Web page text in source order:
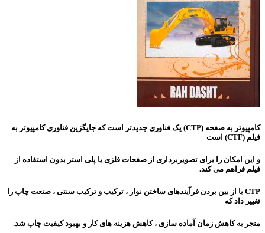
کامپیوتر به صفحه (CTP) یک فناوری جدیدتر است که جایگزین فناوری کامپیوتر به
فیلم (CTF) است
و این امکان را برای تصویربرداری از صفحات فلزی یا پلی استر بدون استفاده از
فیلم فراهم می کند.
CTP با از بین بردن فرآیندهای ساختن نوار ، ترکیب و ترکیب سنتی ، صنعت چاپ را
تغییر داد که
منجر به کاهش زمان آماده سازی ، کاهش هزینه های کار و بهبود کیفیت چاپ شد.